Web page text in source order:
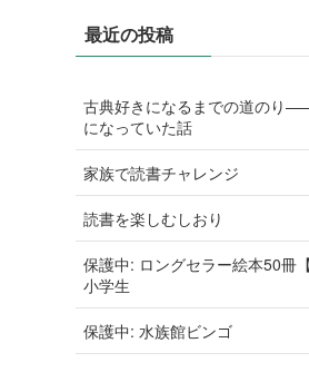
最近の投稿
古典好きになるまでの道のり
になっていた話
家族で読書チャレンジ
読書を楽しむしおり
保護中: ロングセラー絵本50冊
小学生
保護中: 水族館ビンゴ